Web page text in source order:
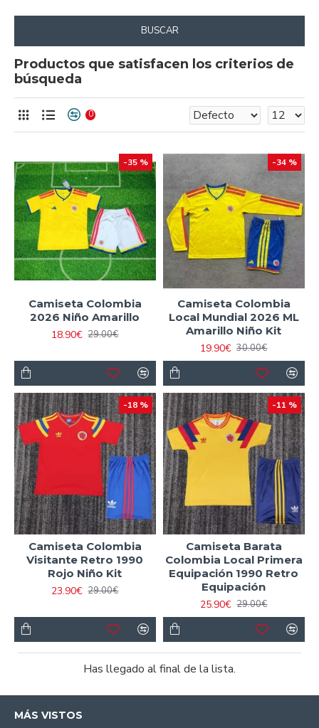
BUSCAR
Productos que satisfacen los criterios de
búsqueda
0
-35 %
Camiseta Colombia
2026 Niño Amarillo
18.90€ 29.00€
-34 %
Camiseta Colombia
Local Mundial 2026 ML
Amarillo Niño Kit
19.90€ 30.00€
-18 %
Camiseta Colombia
Visitante Retro 1990
Rojo Niño Kit
23.90€ 29.00€
-11 %
Camiseta Barata
Colombia Local Primera
Equipación 1990 Retro
Equipación
25.90€ 29.00€
Has llegado al final de la lista.
MÁS VISTOS